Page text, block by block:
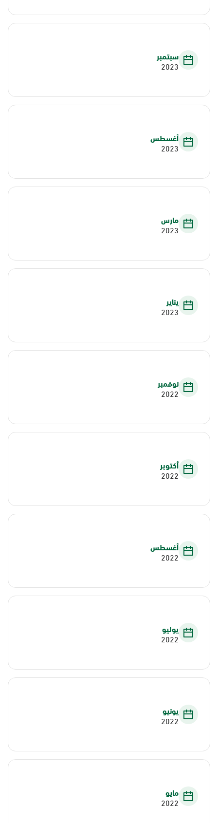
سبتمبر
2023
أغسطس
2023
مارس
2023
يناير
2023
نوفمبر
2022
أكتوبر
2022
أغسطس
2022
يوليو
2022
يونيو
2022
مايو
2022